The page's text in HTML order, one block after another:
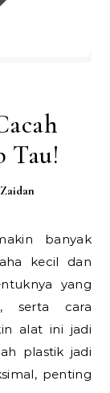
Tau!
kecil dan
yang
serta cara
alat ini jadi
plastik jadi
penting